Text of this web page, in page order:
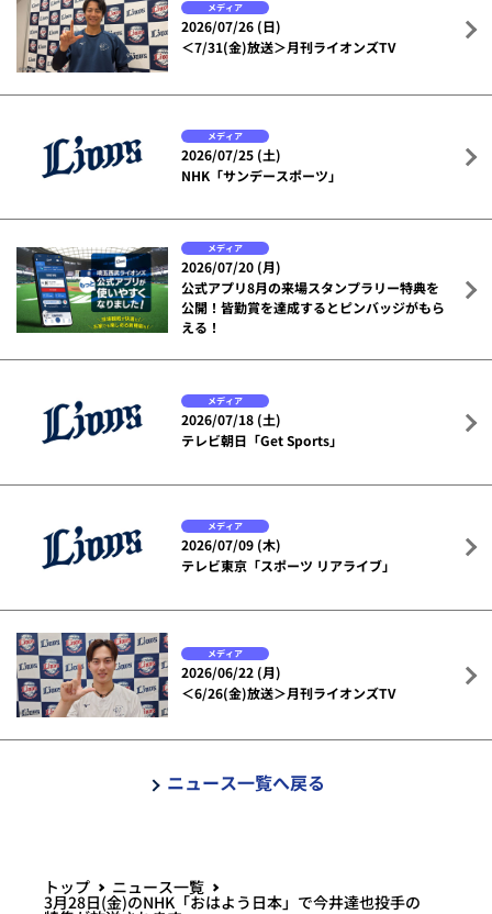
メディア
2026/07/26 (日)
＜7/31(金)放送＞月刊ライオンズTV
メディア
2026/07/25 (土)
NHK「サンデースポーツ」
メディア
2026/07/20 (月)
公式アプリ8月の来場スタンプラリー特典を
公開！皆勤賞を達成するとピンバッジがもら
える！
メディア
2026/07/18 (土)
テレビ朝日「Get Sports」
メディア
2026/07/09 (木)
テレビ東京「スポーツ リアライブ」
メディア
2026/06/22 (月)
＜6/26(金)放送＞月刊ライオンズTV
ニュース一覧へ戻る
トップ ニュース一覧
3月28日(金)のNHK「おはよう日本」で今井達也投手の